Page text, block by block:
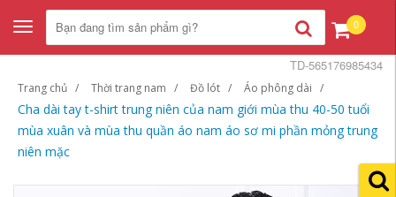
Toggle
navigation
0
Trang chủ Thời trang nam Đồ lót Áo phông dài
Cha dài tay t-shirt trung niên của nam giới mùa thu 40-50 tuổi
mùa xuân và mùa thu quần áo nam áo sơ mi phần mỏng trung
niên mặc
TD-565176985434